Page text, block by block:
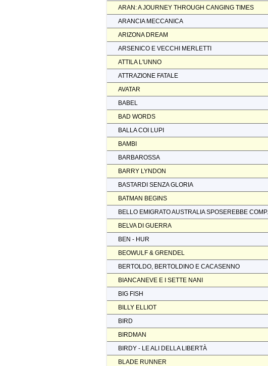
ARAN: A JOURNEY THROUGH CANGING TIMES
ARANCIA MECCANICA
ARIZONA DREAM
ARSENICO E VECCHI MERLETTI
ATTILA L'UNNO
ATTRAZIONE FATALE
AVATAR
BABEL
BAD WORDS
BALLA COI LUPI
BAMBI
BARBAROSSA
BARRY LYNDON
BASTARDI SENZA GLORIA
BATMAN BEGINS
BELLO EMIGRATO AUSTRALIA SPOSEREBBE COMP.
BELVA DI GUERRA
BEN - HUR
BEOWULF & GRENDEL
BERTOLDO, BERTOLDINO E CACASENNO
BIANCANEVE E I SETTE NANI
BIG FISH
BILLY ELLIOT
BIRD
BIRDMAN
BIRDY - LE ALI DELLA LIBERTÀ
BLADE RUNNER